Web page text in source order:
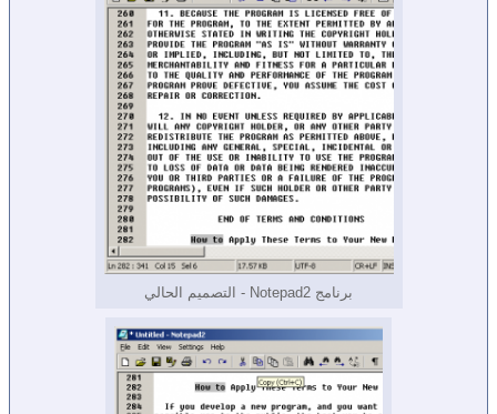
برنامج Notepad2 - التصميم الحالي